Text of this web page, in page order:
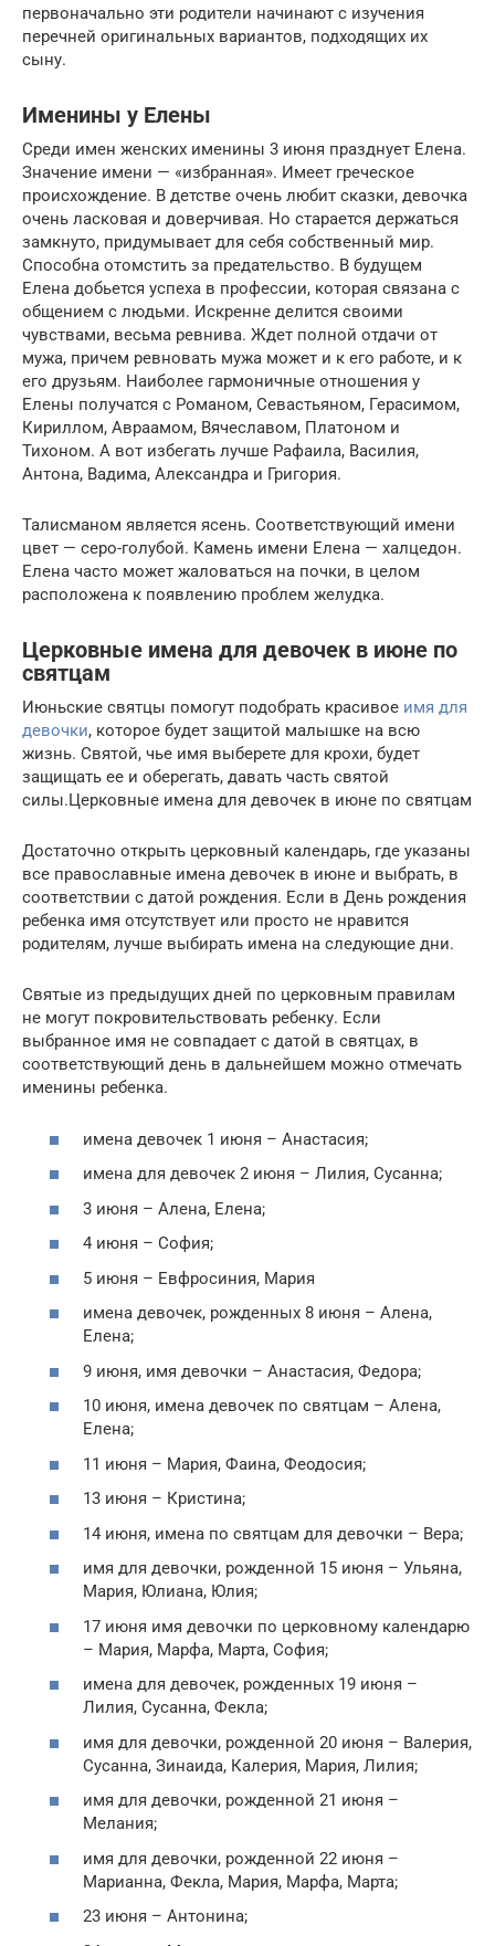
первоначально эти родители начинают с изучения
перечней оригинальных вариантов, подходящих их
сыну.
Именины у Елены
Среди имен женских именины 3 июня празднует Елена.
Значение имени — «избранная». Имеет греческое
происхождение. В детстве очень любит сказки, девочка
очень ласковая и доверчивая. Но старается держаться
замкнуто, придумывает для себя собственный мир.
Способна отомстить за предательство. В будущем
Елена добьется успеха в профессии, которая связана с
общением с людьми. Искренне делится своими
чувствами, весьма ревнива. Ждет полной отдачи от
мужа, причем ревновать мужа может и к его работе, и к
его друзьям. Наиболее гармоничные отношения у
Елены получатся с Романом, Севастьяном, Герасимом,
Кириллом, Авраамом, Вячеславом, Платоном и
Тихоном. А вот избегать лучше Рафаила, Василия,
Антона, Вадима, Александра и Григория.
Талисманом является ясень. Соответствующий имени
цвет — серо-голубой. Камень имени Елена — халцедон.
Елена часто может жаловаться на почки, в целом
расположена к появлению проблем желудка.
Церковные имена для девочек в июне по
святцам
Июньские святцы помогут подобрать красивое имя для
девочки, которое будет защитой малышке на всю
жизнь. Святой, чье имя выберете для крохи, будет
защищать ее и оберегать, давать часть святой
силы.Церковные имена для девочек в июне по святцам
Достаточно открыть церковный календарь, где указаны
все православные имена девочек в июне и выбрать, в
соответствии с датой рождения. Если в День рождения
ребенка имя отсутствует или просто не нравится
родителям, лучше выбирать имена на следующие дни.
Святые из предыдущих дней по церковным правилам
не могут покровительствовать ребенку. Если
выбранное имя не совпадает с датой в святцах, в
соответствующий день в дальнейшем можно отмечать
именины ребенка.
имена девочек 1 июня – Анастасия;
имена для девочек 2 июня – Лилия, Сусанна;
3 июня – Алена, Елена;
4 июня – София;
5 июня – Евфросиния, Мария
имена девочек, рожденных 8 июня – Алена,
Елена;
9 июня, имя девочки – Анастасия, Федора;
10 июня, имена девочек по святцам – Алена,
Елена;
11 июня – Мария, Фаина, Феодосия;
13 июня – Кристина;
14 июня, имена по святцам для девочки – Вера;
имя для девочки, рожденной 15 июня – Ульяна,
Мария, Юлиана, Юлия;
17 июня имя девочки по церковному календарю
– Мария, Марфа, Марта, София;
имена для девочек, рожденных 19 июня –
Лилия, Сусанна, Фекла;
имя для девочки, рожденной 20 июня – Валерия,
Сусанна, Зинаида, Калерия, Мария, Лилия;
имя для девочки, рожденной 21 июня –
Мелания;
имя для девочки, рожденной 22 июня –
Марианна, Фекла, Мария, Марфа, Марта;
23 июня – Антонина;